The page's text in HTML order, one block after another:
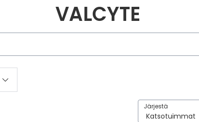
VALCYTE
Järjestä
Järjestä